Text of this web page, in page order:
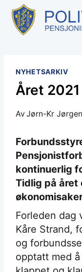
Skip
content
NYHETSARKIV
Året
AvJørn-Kr
kontinuerlig
Tidlig på året
Forleden dag
Kåre Strand,
og
opptatt med